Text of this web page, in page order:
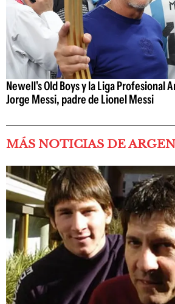
Newell's Old Boys y la Liga Profesional
Jorge Messi, padre de Lionel Messi
MÁS NOTICIAS DE